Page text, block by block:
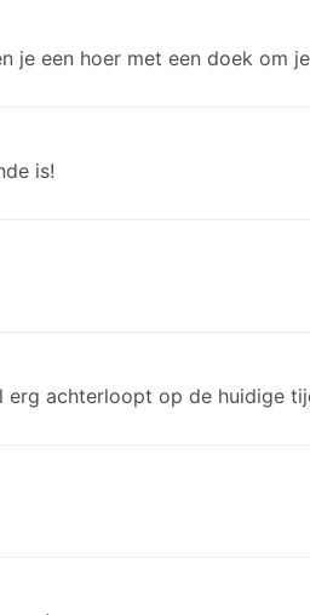
je een hoer met een doek om
is!
erg achterloopt op de huidige